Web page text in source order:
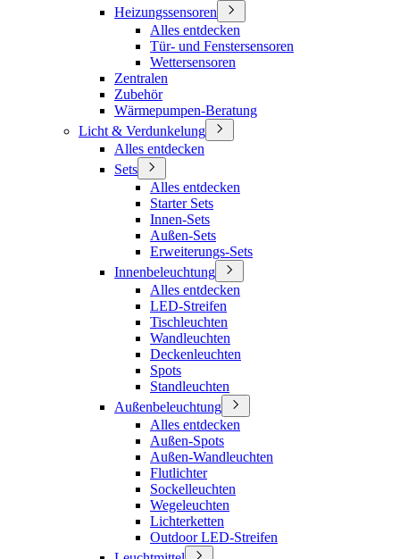
Heizungssensoren
Alles entdecken
Tür- und Fenstersensoren
Wettersensoren
Zentralen
Zubehör
Wärmepumpen-Beratung
Licht & Verdunkelung
Alles entdecken
Sets
Alles entdecken
Starter Sets
Innen-Sets
Außen-Sets
Erweiterungs-Sets
Innenbeleuchtung
Alles entdecken
LED-Streifen
Tischleuchten
Wandleuchten
Deckenleuchten
Spots
Standleuchten
Außenbeleuchtung
Alles entdecken
Außen-Spots
Außen-Wandleuchten
Flutlichter
Sockelleuchten
Wegeleuchten
Lichterketten
Outdoor LED-Streifen